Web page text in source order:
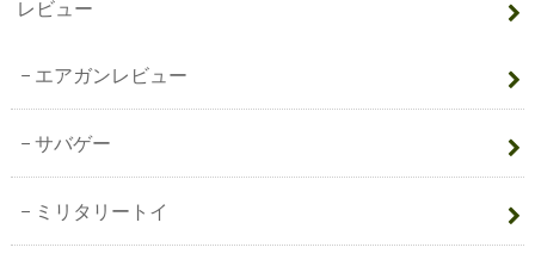
レビュー
エアガンレビュー
サバゲー
ミリタリートイ